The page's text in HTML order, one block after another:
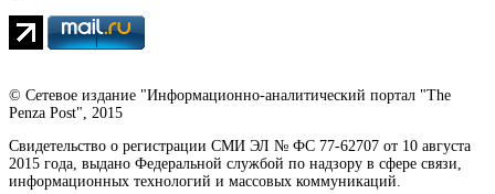
© Сетевое издание "Информационно-аналитический портал "The
Penza Post", 2015
Свидетельство о регистрации СМИ ЭЛ № ФС 77-62707 от 10 августа
2015 года, выдано Федеральной службой по надзору в сфере связи,
информационных технологий и массовых коммуникаций.